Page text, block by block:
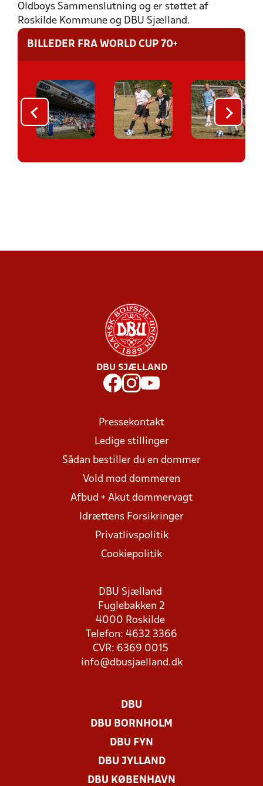
Oldboys Sammenslutning og er støttet af
Roskilde Kommune og DBU Sjælland.
BILLEDER FRA WORLD CUP 70+
DBU SJÆLLAND
Pressekontakt
Ledige stillinger
Sådan bestiller du en dommer
Vold mod dommeren
Afbud + Akut dommervagt
Idrættens Forsikringer
Privatlivspolitik
Cookiepolitik
DBU Sjælland
Fuglebakken 2
4000 Roskilde
Telefon: 4632 3366
CVR: 6369 0015
info@dbusjaelland.dk
DBU
DBU BORNHOLM
DBU FYN
DBU JYLLAND
DBU KØBENHAVN